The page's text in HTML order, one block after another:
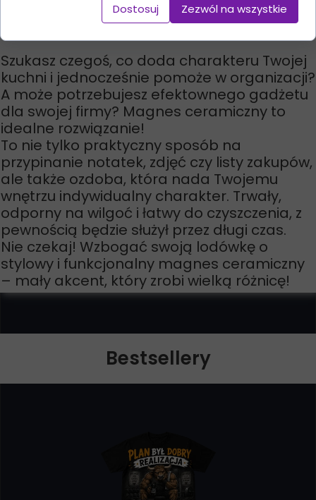
Opis produktu:
Szukasz czegoś, co doda charakteru Twojej
kuchni i jednocześnie pomoże w organizacji?
A może potrzebujesz efektownego gadżetu
dla swojej firmy? Magnes ceramiczny to
idealne rozwiązanie!
To nie tylko praktyczny sposób na
przypinanie notatek, zdjęć czy listy zakupów,
ale także ozdoba, która nada Twojemu
wnętrzu indywidualny charakter. Trwały,
odporny na wilgoć i łatwy do czyszczenia, z
pewnością będzie służył przez długi czas.
Nie czekaj! Wzbogać swoją lodówkę o
stylowy i funkcjonalny magnes ceramiczny
– mały akcent, który zrobi wielką różnicę!
Bestsellery
Dostosuj Zezwól na wszystkie